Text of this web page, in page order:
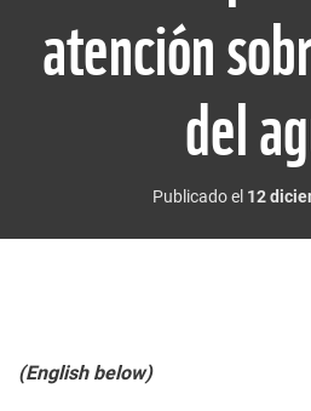
atención
del
Publicado el 12
(English below)